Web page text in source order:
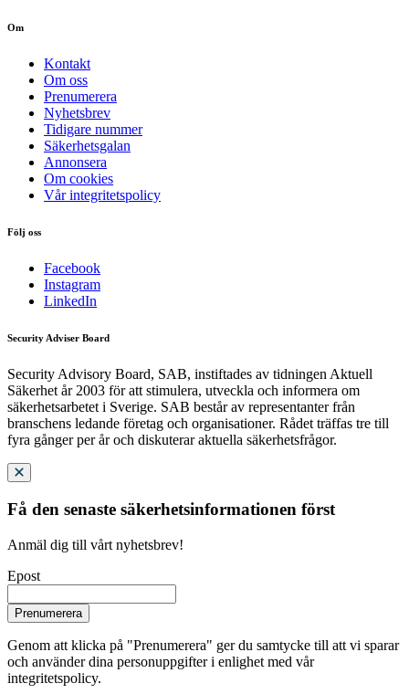
Om
Kontakt
Om oss
Prenumerera
Nyhetsbrev
Tidigare nummer
Säkerhetsgalan
Annonsera
Om cookies
Vår integritetspolicy
Följ oss
Facebook
Instagram
LinkedIn
Security Adviser Board
Security Advisory Board, SAB, instiftades av tidningen Aktuell
Säkerhet år 2003 för att stimulera, utveckla och informera om
säkerhetsarbetet i Sverige. SAB består av representanter från
branschens ledande företag och organisationer. Rådet träffas tre till
fyra gånger per år och diskuterar aktuella säkerhetsfrågor.
Få den senaste säkerhetsinformationen först
Anmäl dig till vårt nyhetsbrev!
Epost
Prenumerera
Genom att klicka på "Prenumerera" ger du samtycke till att vi sparar
och använder dina personuppgifter i enlighet med vår
integritetspolicy.